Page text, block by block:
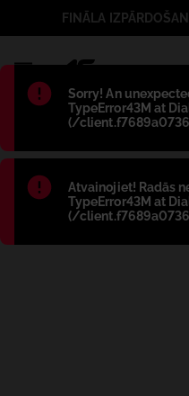
Błąd:
Sorry! An
TypeError43M at
(/
Błąd:
Atvainojiet! Radās
TypeError43M at
(/
FINĀLA